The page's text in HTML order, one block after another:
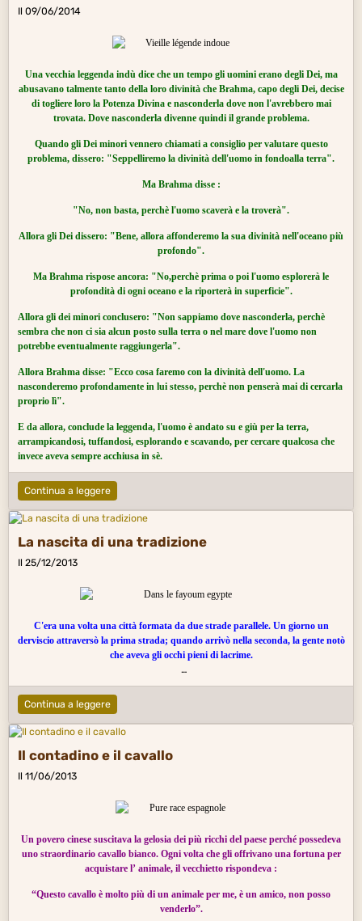
Il 09/06/2014
Una vecchia leggenda indù dice che un tempo gli uomini erano degli Dei, ma
abusavano talmente tanto della loro divinità che Brahma, capo degli Dei, decise
di togliere loro la Potenza Divina e nasconderla dove non l'avrebbero mai
trovata. Dove nasconderla divenne quindi il grande problema.
Quando gli Dei minori vennero chiamati a consiglio per valutare questo
problema, dissero: "Seppelliremo la divinità dell'uomo in fondoalla terra".
Ma Brahma disse :
"No, non basta, perchè l'uomo scaverà e la troverà".
Allora gli Dei dissero: "Bene, allora affonderemo la sua divinità nell'oceano più
profondo".
Ma Brahma rispose ancora: "No,perchè prima o poi l'uomo esplorerà le
profondità di ogni oceano e la riporterà in superficie".
Allora gli dei minori conclusero: "Non sappiamo dove nasconderla, perchè
sembra che non ci sia alcun posto sulla terra o nel mare dove l'uomo non
potrebbe eventualmente raggiungerla".
Allora Brahma disse: "Ecco cosa faremo con la divinità dell'uomo. La
nasconderemo profondamente in lui stesso, perchè non penserà mai di cercarla
proprio lì".
E da allora, conclude la leggenda, l'uomo è andato su e giù per la terra,
arrampicandosi, tuffandosi, esplorando e scavando, per cercare qualcosa che
invece aveva sempre acchiusa in sè.
Continua a leggere
La nascita di una tradizione
Il 25/12/2013
C'era una volta una città formata da due strade parallele. Un giorno un
derviscio attraversò la prima strada; quando arrivò nella seconda, la gente notò
che aveva gli occhi pieni di lacrime.
"Qualcuno è morto nell'altra strada!", si udì gridare.
Ben presto tutti i bambini dei dintorni si misero a gridare la stessa cosa.
Ciò che era avvenuto, in realtà, era che il derviscio aveva appena sbucciato delle
delle due strade erano talmente afflitti e impauriti (perché ognuno aveva dei
parenti dall'altra parte) che non osavano approfondire la causa di
Un saggio cercò di ragionare con le persone delle due strade e chiese loro perché
non si informavano gli uni con gli altri. Troppo sconvolti per sapere ciò che
micidiale nell'altra strada".
Queste voci si sparsero a loro volta come il vento, al punto che gli abitanti di
ciascuna delle due strade furono convinti che gli altri erano condannati a una
morte sicura.
Continua a leggere
Il contadino e il cavallo
Il 11/06/2013
Un povero cinese suscitava la gelosia dei più ricchi del paese perché possedeva
uno straordinario cavallo bianco. Ogni volta che gli offrivano una fortuna per
acquistare l’ animale, il vecchietto rispondeva :
“Questo cavallo è molto più di un animale per me, è un amico, non posso
venderlo”.